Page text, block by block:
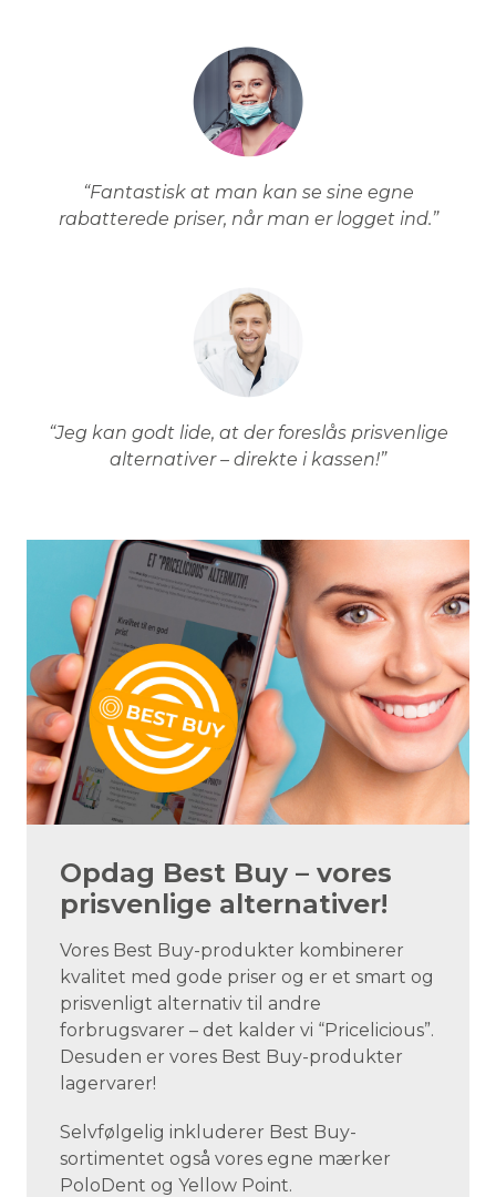
“Fantastisk at man kan se sine egne
rabatterede priser, når man er logget ind.”
“Jeg kan godt lide, at der foreslås prisvenlige
alternativer – direkte i kassen!”
Opdag Best Buy – vores
prisvenlige alternativer!
Vores Best Buy-produkter kombinerer
kvalitet med gode priser og er et smart og
prisvenligt alternativ til andre
forbrugsvarer – det kalder vi “Pricelicious”.
Desuden er vores Best Buy-produkter
lagervarer!
Selvfølgelig inkluderer Best Buy-
sortimentet også vores egne mærker
PoloDent og Yellow Point.